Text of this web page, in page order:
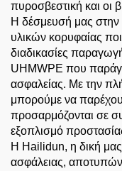
πυροσβεστική και οι
Η δέσμευσή μας στην
υλικών κορυφαίας
διαδικασίες
UHMWPE που
ασφαλείας. Με την
μπορούμε να
προσαρμόζονται σε
εξοπλισμό
Η Hailidun, η δική
ασφάλειας,